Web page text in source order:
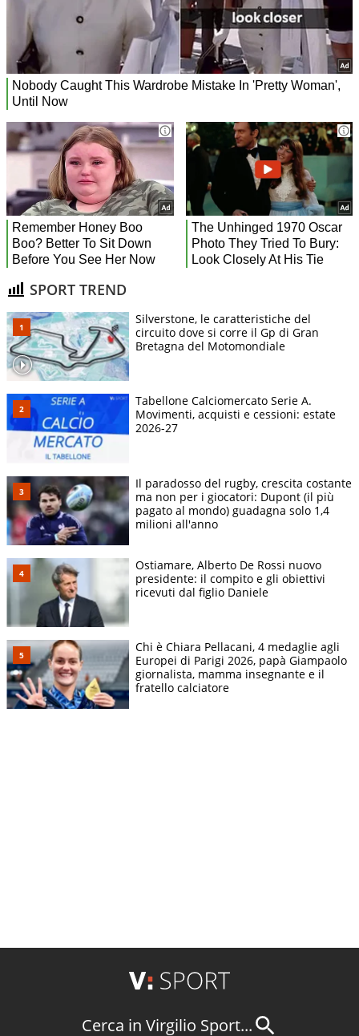
SPORT TREND
Silverstone, le caratteristiche del
circuito dove si corre il Gp di Gran
Bretagna del Motomondiale
Tabellone Calciomercato Serie A.
Movimenti, acquisti e cessioni: estate
2026-27
Il paradosso del rugby, crescita costante
ma non per i giocatori: Dupont (il più
pagato al mondo) guadagna solo 1,4
milioni all'anno
Ostiamare, Alberto De Rossi nuovo
presidente: il compito e gli obiettivi
ricevuti dal figlio Daniele
Chi è Chiara Pellacani, 4 medaglie agli
Europei di Parigi 2026, papà Giampaolo
giornalista, mamma insegnante e il
fratello calciatore
Cerca in Virgilio Sport...